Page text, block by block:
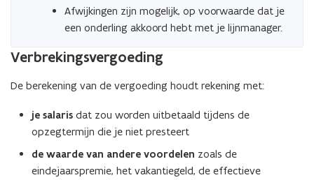
Afwijkingen zijn mogelijk, op voorwaarde dat je
een onderling akkoord hebt met je lijnmanager.
Verbrekingsvergoeding
De berekening van de vergoeding houdt rekening met:
je salaris dat zou worden uitbetaald tijdens de
opzegtermijn die je niet presteert
de waarde van andere voordelen zoals de
eindejaarspremie, het vakantiegeld, de effectieve